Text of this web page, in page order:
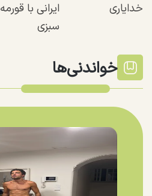
خدایاری
ایرانی با قورمه
سبزی
خواندنی‌ها